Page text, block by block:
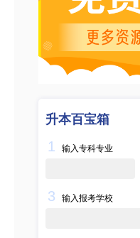
升本百宝箱
1 输入专科专业
3 输入报考学校